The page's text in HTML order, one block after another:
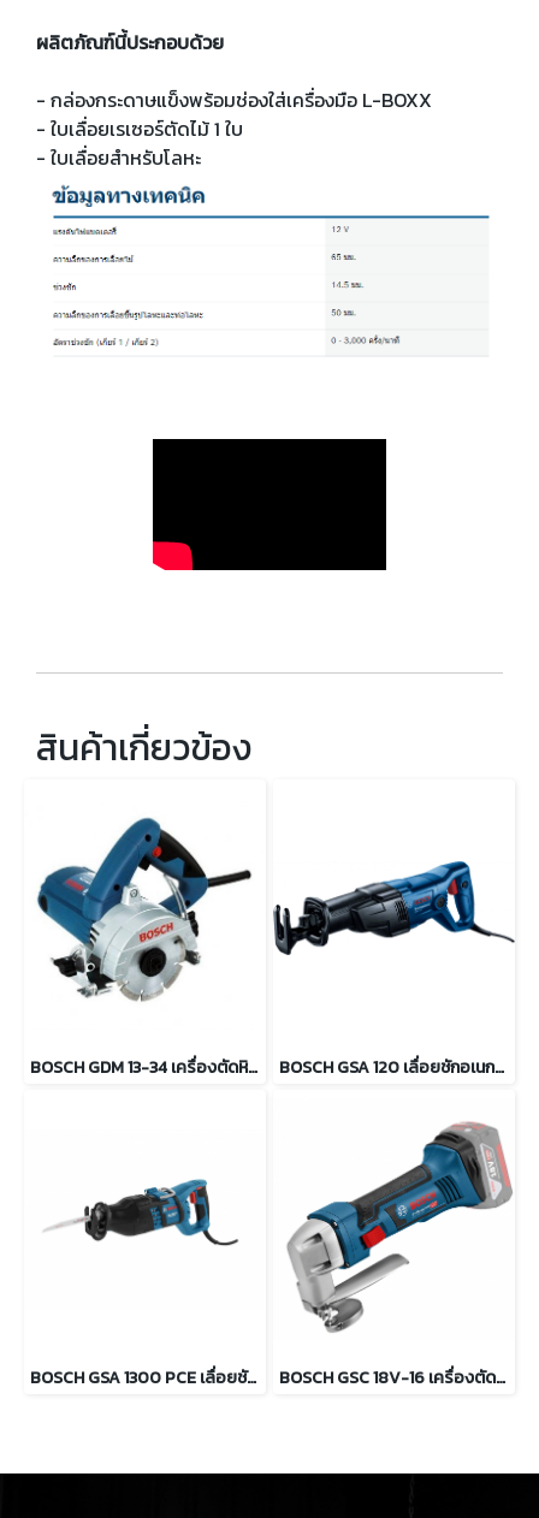
ผลิตภัณฑ์นี้ประกอบด้วย
- กล่องกระดาษแข็งพร้อมช่องใส่เครื่องมือ L-BOXX
- ใบเลื่อยเรเซอร์ตัดไม้ 1 ใบ
- ใบเลื่อยสำหรับโลหะ
สินค้าเกี่ยวข้อง
BOSCH GDM 13-34 เครื่องตัดหินอ่อน 1300 วัตต์ (ไม่มีสายน้ำ) BOSCH GSA 120 เลื่อยชักอเนกประสงค์ 1200 วัตต์
BOSCH GSA 1300 PCE เลื่อยชักอเนกประสงค์ 1,300 วัตต์ BOSCH GSC 18V-16 เครื่องตัดแผ่นโลหะไร้สาย 18V (ตัวเปล่า)